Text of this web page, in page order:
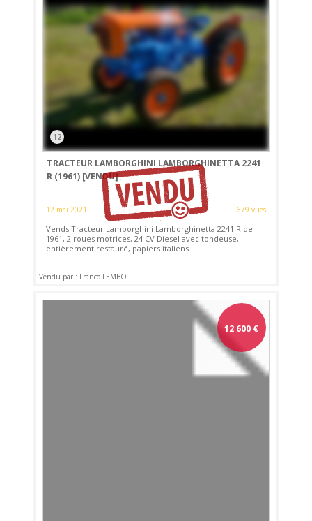
12
TRACTEUR LAMBORGHINI LAMBORGHINETTA 2241
R (1961) [VENDU]
12 mai 2021 679 vues
Vends Tracteur Lamborghini Lamborghinetta 2241 R de
1961, 2 roues motrices, 24 CV Diesel avec tondeuse,
entièrement restauré, papiers italiens.
Vendu par : Franco LEMBO
12 600 €